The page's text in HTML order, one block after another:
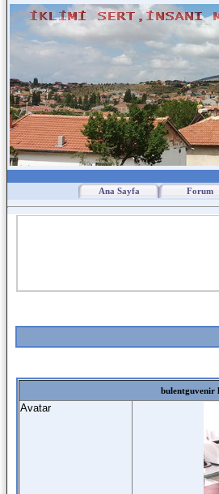
Ana Sayfa Forum
bulentguvenir
Avatar